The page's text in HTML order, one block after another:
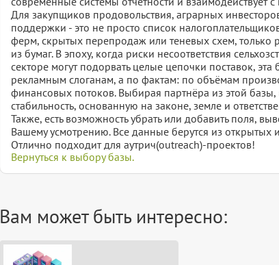
Для закупщиков продовольствия, аграрных
поддержки - это не просто список
ферм, скрытых перепродаж или теневых схем, только
из бумаг. В эпоху, когда риски несоответствия
секторе могут подорвать целые цепочки поставок,
рекламным слоганам, а по фактам: по объёмам
финансовых потоков. Выбирая партнёра из этой
стабильность, основанную на законе, земле и
Также, есть возможность убрать или добавить поля,
Вашему усмотрению. Все данные берутся из открытых
Отлично подходит для аутрич(outreach)-проектов!
Вернуться к выбору базы.
Вам может быть интересно: